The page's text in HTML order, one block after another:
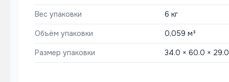
Вес упаковки 6 кг
Объём упаковки 0,059 м³
Размер упаковки 34.0 × 60.0 × 29.0